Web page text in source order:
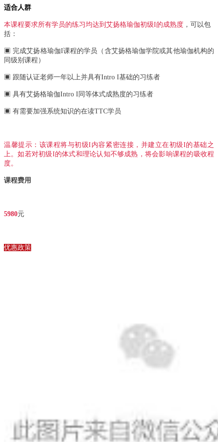
适合人群
本课程要求所有学员的练习均达到艾扬格瑜伽初级I的成熟度 ，可以包
括：
▣ 完成艾扬格瑜伽I课程的学员（含艾扬格瑜伽学院或其他瑜伽机构的
同级别课程）
▣ 跟随认证老师一年以上并具有Intro I基础的习练者
▣ 具有艾扬格瑜伽Intro I同等体式成熟度的习练者
▣ 有需要加强系统知识的在读TTC学员
温馨提示：该课程将与初级I内容紧密连接，并建立在初级I的基础之
上。如若对初级I的体式和理论认知不够成熟，将会影响课程的吸收程
度。
课程费用
5980元
优惠政策